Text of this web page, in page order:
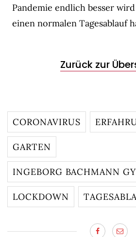
Pandemie endlich besser
einen normalen Tagesablauf
Zurück zur
CORONAVIRUS
GARTEN
INGEBORG BACHMANN
LOCKDOWN